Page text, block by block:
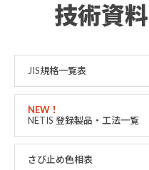
技術資
JIS規格一覧表
NETIS 登録製品・工法一覧
さび止め色相表